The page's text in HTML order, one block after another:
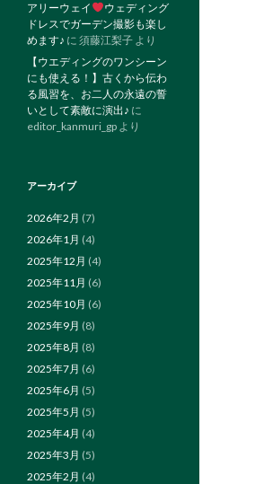
アリーウェイ
ウェディング
ドレスでガーデン撮影も楽し
めます♪ に 須藤江梨子 より
【ウエディングのワンシーン
にも使える！】古くから伝わ
る風習を、お二人の永遠の誓
いとして素敵に演出♪ に
editor_kanmuri_gp より
アーカイブ
2026年2月 (7)
2026年1月 (4)
2025年12月 (4)
2025年11月 (6)
2025年10月 (6)
2025年9月 (8)
2025年8月 (8)
2025年7月 (6)
2025年6月 (5)
2025年5月 (5)
2025年4月 (4)
2025年3月 (5)
2025年2月 (4)